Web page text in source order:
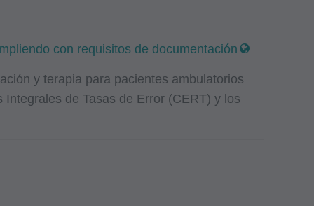
con requisitos de documentación
y terapia para pacientes ambulatorios
de Tasas de Error (CERT) y los